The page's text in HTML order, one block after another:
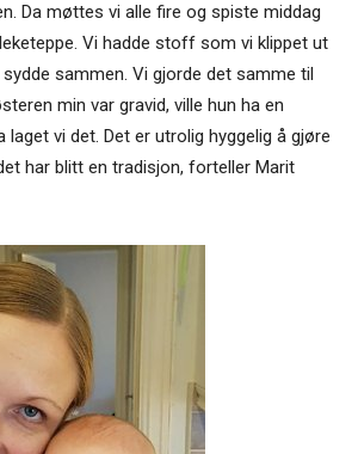
Da møttes vi alle fire og spiste middag
Vi hadde stoff som vi klippet ut
sammen. Vi gjorde det samme til
min var gravid, ville hun ha en
laget vi det. Det er utrolig hyggelig å gjøre
har blitt en tradisjon, forteller Marit